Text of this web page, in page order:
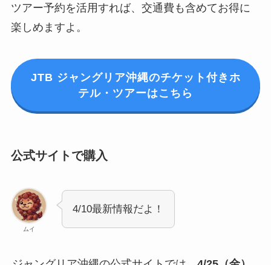
ツアー予約を活用すれば、交通費も含めてお得に
楽しめますよ。
JTB ジャングリア沖縄のチケット付きホ
テル・ツアーはこちら
公式サイトで購入
ムイ
4/10最新情報だよ！